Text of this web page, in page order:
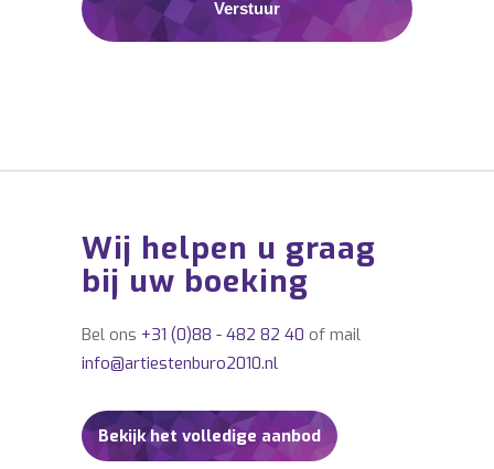
Wij helpen u graag
bij uw boeking
Bel ons +31 (0)88 - 482 82 40 of mail
info@artiestenburo2010.nl
Bekijk het volledige aanbod